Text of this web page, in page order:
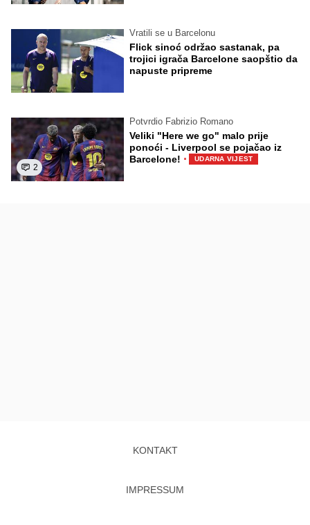
Vratili se u Barcelonu
Flick sinoć održao sastanak, pa
trojici igrača Barcelone saopštio da
napuste pripreme
2
Potvrdio Fabrizio Romano
Veliki "Here we go" malo prije
ponoći - Liverpool se pojačao iz
Barcelone! · UDARNA VIJEST
KONTAKT
IMPRESSUM